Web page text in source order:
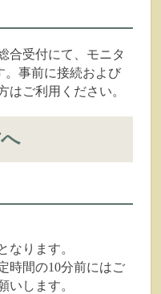
合受付にて、モニタ
。事前に接続および
はご利用ください。
なります。
時間の10分前にはご
いします。